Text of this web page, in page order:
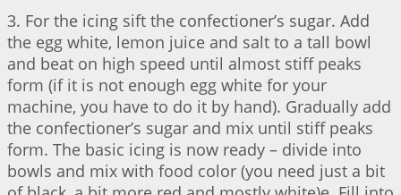
3. For the icing sift the confectioner’s sugar. Add
the egg white, lemon juice and salt to a tall bowl
and beat on high speed until almost stiff peaks
form (if it is not enough egg white for your
machine, you have to do it by hand). Gradually add
the confectioner’s sugar and mix until stiff peaks
form. The basic icing is now ready – divide into
bowls and mix with food color (you need just a bit